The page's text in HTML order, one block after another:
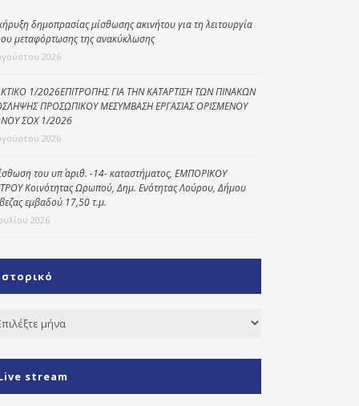
δημοπρασίας μίσθωσης ακινήτου για τη λειτουργία
μεταφόρτωσης της ανακύκλωσης
2026
1/2026ΕΠΙΤΡΟΠΗΣ ΓΙΑ ΤΗΝ ΚΑΤΑΡΤΙΣΗ ΤΩΝ ΠΙΝΑΚΩΝ
ΠΡΟΣΩΠΙΚΟΥ ΜΕΣΥΜΒΑΣΗ ΕΡΓΑΣΙΑΣ ΟΡΙΣΜΕΝΟΥ
ΣΟΧ 1/2026
2026
του υπ΄ αριθ. -14- καταστήματος, ΕΜΠΟΡΙΚΟΥ
Κοινότητας Ωρωπού, Δημ. Ενότητας Λούρου, Δήμου
εμβαδού 17,50 τ.μ.
2026
stream